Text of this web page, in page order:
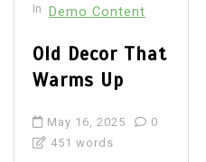
In Demo Content
Old Decor That
Warms Up
May 16, 2025
0
451 words